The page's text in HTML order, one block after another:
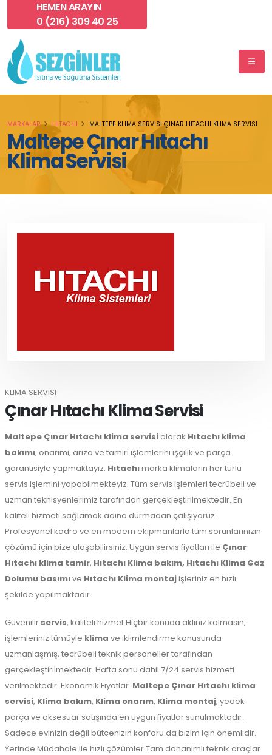
HEMEN ARAYIN
0 (216) 309 40 25
Maltepe Çınar Hıtachı
Klima Servisi
MARKALAR HITACHI MALTEPE KLIMA SERVISI ÇINAR HITACHI KLIMA SERVISI
KLIMA SERVISI
Çınar Hıtachı Klima Servisi
Maltepe Çınar Hıtachı klima servisi olarak Hıtachı klima
bakımı, onarımı, arıza ve tamiri işlemlerini işçilik ve parça
garantisiyle yapmaktayız. Hıtachımarka klimaların her türlü
servis işlemini yapabilmekteyiz. Tüm servis işlemleri tecrübeli ve
uzman teknisyenlerimiz tarafından gerçekleştirilmektedir. En
kaliteli hizmeti sağlamak adına durmadan çalışıyoruz.
Profesyonel kadro ve en modern ekipmanlarla tüm sorunlarınızın
çözümü için bize ulaşabilirsiniz. Uygun servis fiyatları ile Çınar
Hıtachı klima tamir, Hıtachı Klima bakım, Hıtachı Klima Gaz
Dolumu basımıve Hıtachı Klima montajişleriniz en hızlı
şekilde yapılmaktadır.
Güvenilir servis, kaliteli hizmet Hiçbir konuda aklınız kalmasın;
işlemleriniz tümüyle klima ve iklimlendirme konusunda
uzmanlaşmış, tecrübeli teknik personeller tarafından
gerçekleştirilmektedir. Hafta sonu dahil 7/24 servis hizmeti
verilmektedir. Ekonomik Fiyatlar Maltepe Çınar Hıtachı klima
servisi, Klima bakım, Klima onarım, Klima montaj, yedek
parça ve aksesuar satışında en uygun fiyatlar sunulmaktadır.
Sadece evinizin değil bütçenizin konforu da bizim için önemlidir.
Yerinde Müdahale ile hızlı çözümler Tam donanımlı teknik araçlar